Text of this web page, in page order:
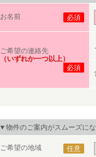
お名前 必須
ご希望の連絡先
（いずれか一つ以上）
必須
▼物件のご案内がスムーズに
ご希望の地域 任意